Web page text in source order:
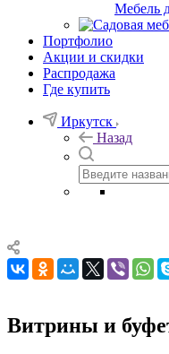
Мебель
Портфолио
Акции и скидки
Распродажа
Где купить
Иркутск
Назад
Витрины и